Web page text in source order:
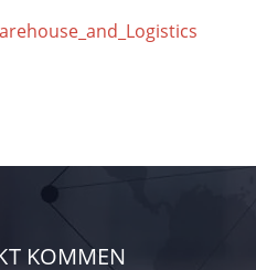
KOMMEN